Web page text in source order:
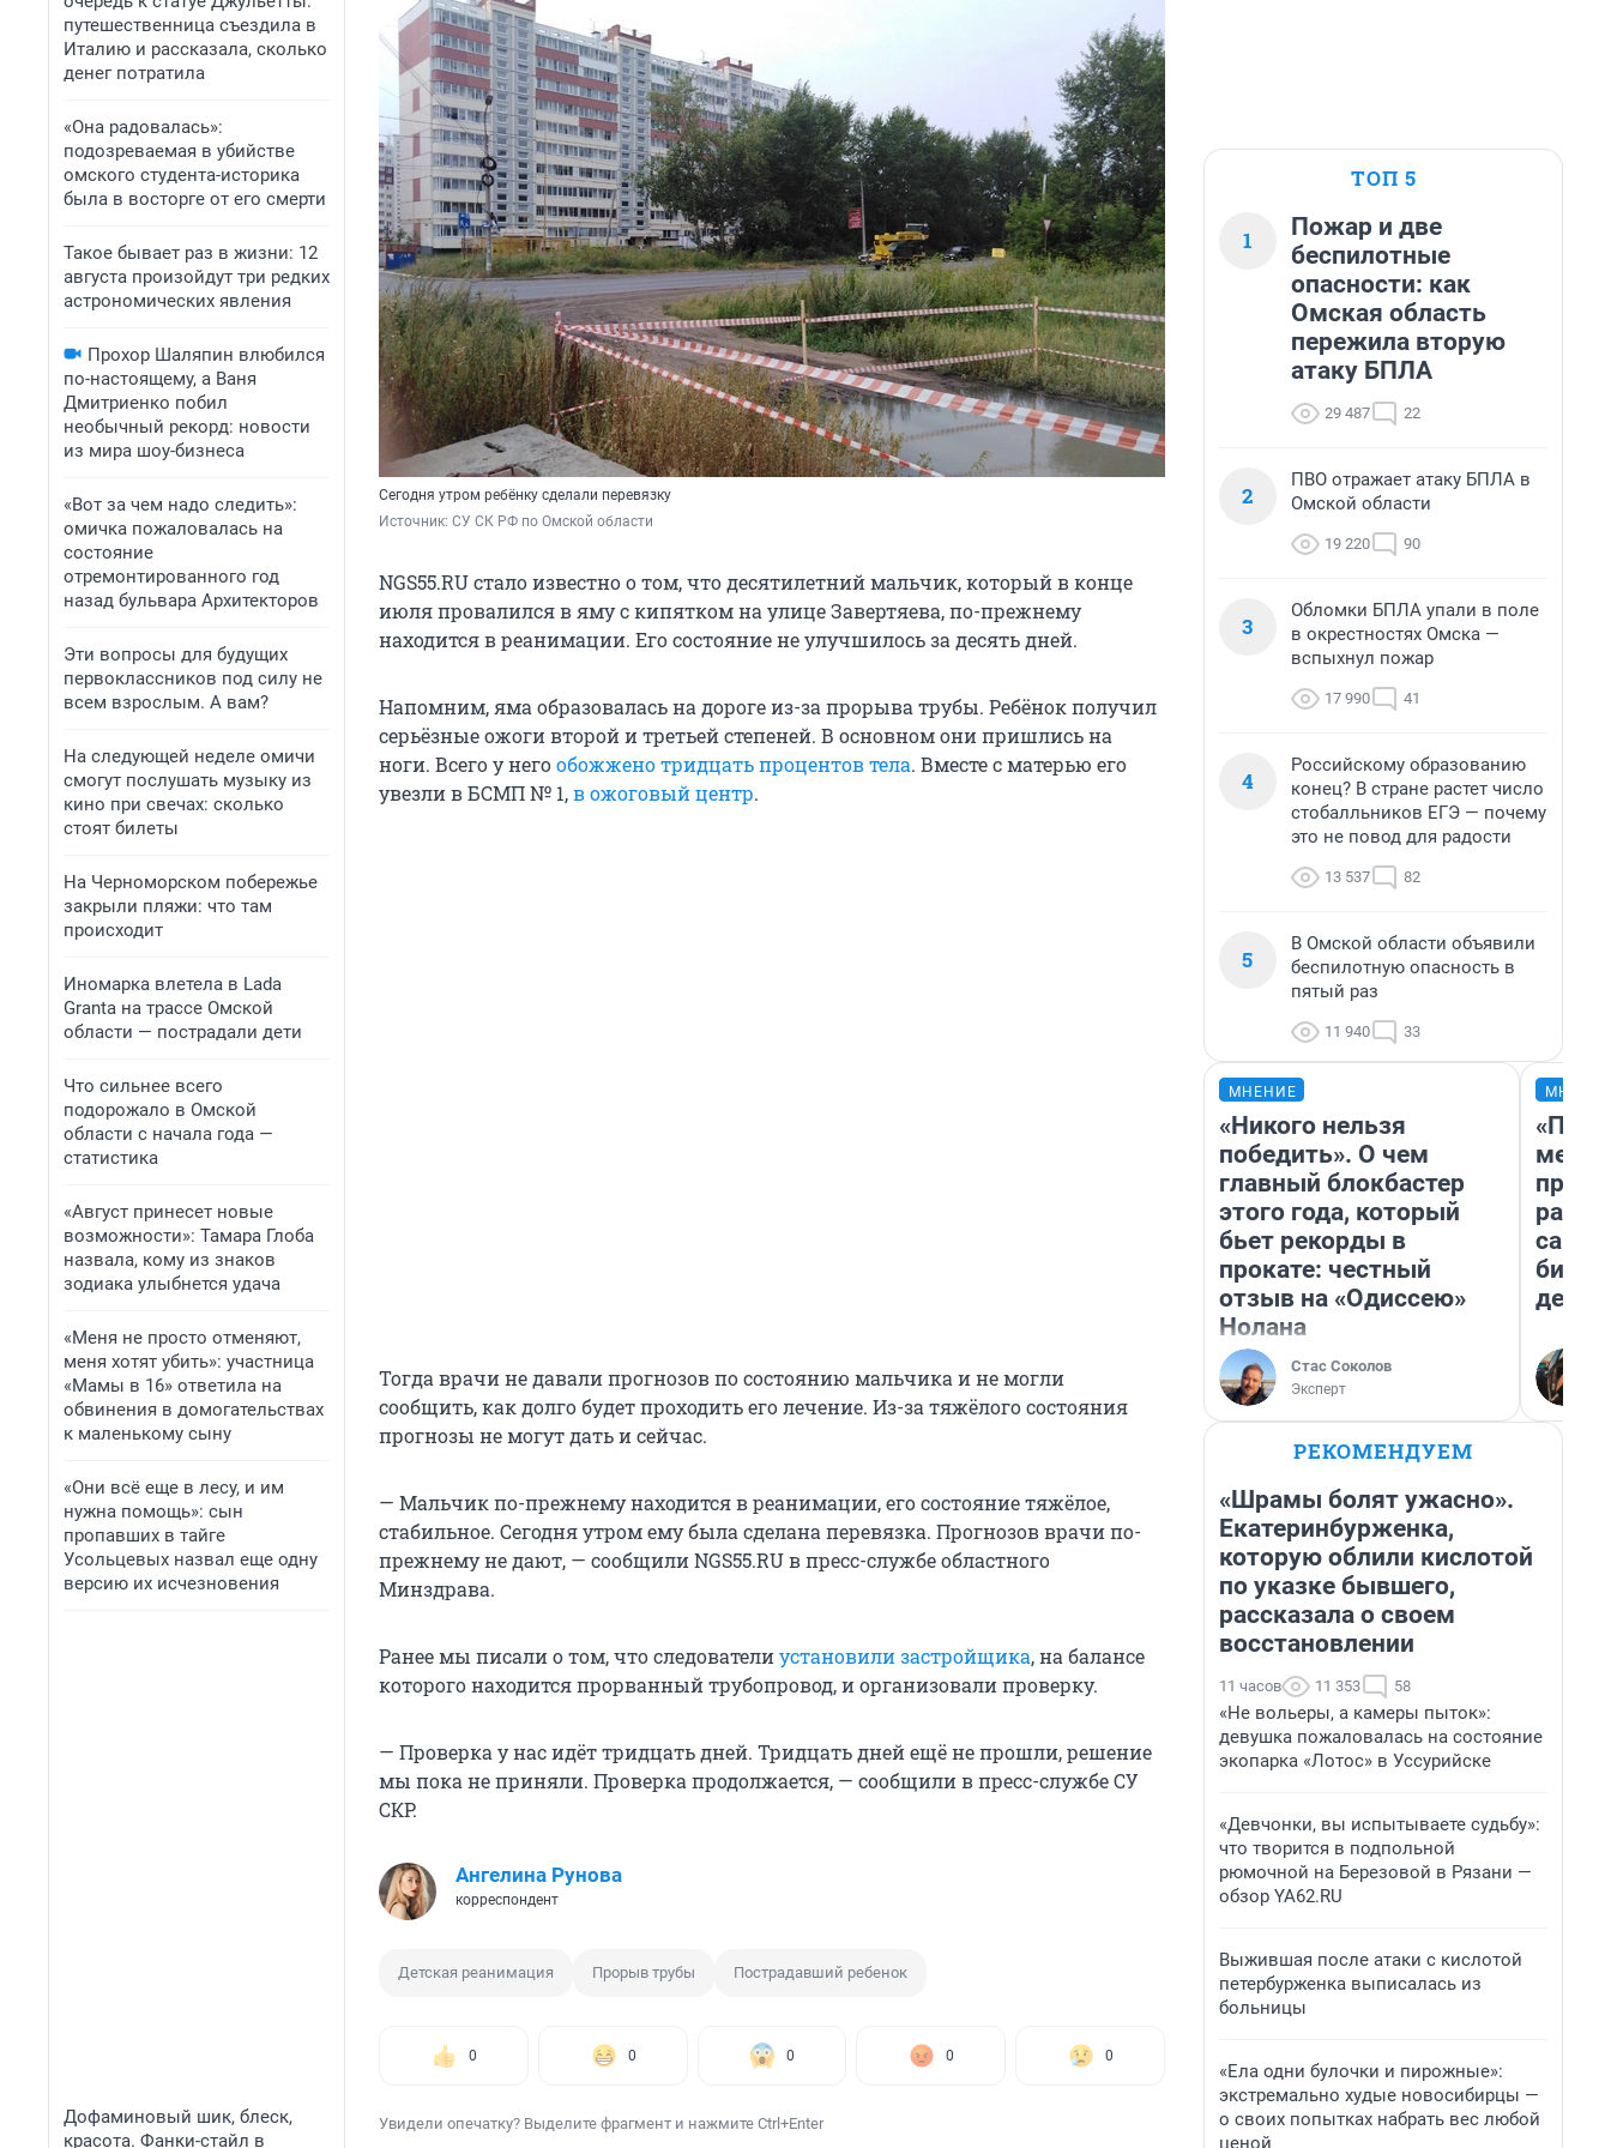
путешественница съездила в
Италию и рассказала, сколько
денег потратила
«Она радовалась»:
подозреваемая в убийстве
омского студента-историка
была в восторге от его смерти
Такое бывает раз в жизни: 12
августа произойдут три редких
астрономических явления
Прохор Шаляпин влюбился
по-настоящему, а Ваня
Дмитриенко побил
необычный рекорд: новости
из мира шоу-бизнеса
«Вот за чем надо следить»:
омичка пожаловалась на
состояние
отремонтированного год
назад бульвара Архитекторов
Эти вопросы для будущих
первоклассников под силу не
всем взрослым. А вам?
На следующей неделе омичи
смогут послушать музыку из
кино при свечах: сколько
стоят билеты
На Черноморском побережье
закрыли пляжи: что там
происходит
Иномарка влетела в Lada
Granta на трассе Омской
области — пострадали дети
Что сильнее всего
подорожало в Омской
области с начала года —
статистика
«Август принесет новые
возможности»: Тамара Глоба
назвала, кому из знаков
зодиака улыбнется удача
«Меня не просто отменяют,
меня хотят убить»: участница
«Мамы в 16» ответила на
обвинения в домогательствах
к маленькому сыну
«Они всё еще в лесу, и им
нужна помощь»: сын
пропавших в тайге
Усольцевых назвал еще одну
версию их исчезновения
Дофаминовый шик, блеск,
красота. Фанки-стайл в
Сегодня утром ребёнку сделали перевязку
Источник: СУ СК РФ по Омской области
NGS55.RU стало известно о том, что десятилетний мальчик, который в конце
июля провалился в яму с кипятком на улице Завертяева, по-прежнему
находится в реанимации. Его состояние не улучшилось за десять дней.
Напомним, яма образовалась на дороге из-за прорыва трубы. Ребёнок получил
серьёзные ожоги второй и третьей степеней. В основном они пришлись на
ноги. Всего у негообожжено тридцать процентов тела. Вместе с матерью его
увезли в БСМП № 1,в ожоговый центр.
Тогда врачи не давали прогнозов по состоянию мальчика и не могли
сообщить, как долго будет проходить его лечение. Из-за тяжёлого состояния
прогнозы не могут дать и сейчас.
— Мальчик по-прежнему находится в реанимации, его состояние тяжёлое,
стабильное. Сегодня утром ему была сделана перевязка. Прогнозов врачи по-
прежнему не дают, — сообщили NGS55.RU в пресс-службе областного
Минздрава.
Ранее мы писали о том, что следователиустановили застройщика, на балансе
которого находится прорванный трубопровод, и организовали проверку.
— Проверка у нас идёт тридцать дней. Тридцать дней ещё не прошли, решение
мы пока не приняли. Проверка продолжается, — сообщили в пресс-службе СУ
СКР.
Ангелина Рунова
корреспондент
Детская реанимация Прорыв трубы Пострадавший ребенок
0 0 0 0 0
Увидели опечатку? Выделите фрагмент и нажмите Ctrl+Enter
ТОП 5
1
Пожар и две
беспилотные
опасности: как
Омская область
пережила вторую
атаку БПЛА
29 487 22
2
ПВО отражает атаку БПЛА в
Омской области
19 220 90
3
Обломки БПЛА упали в поле
в окрестностях Омска —
вспыхнул пожар
17 990 41
4
Российскому образованию
конец? В стране растет число
стобалльников ЕГЭ — почему
это не повод для радости
13 537 82
5
В Омской области объявили
беспилотную опасность в
пятый раз
11 940 33
МНЕНИЕ
«Никого нельзя
победить». О чем
главный блокбастер
этого года, который
бьет рекорды в
прокате: честный
отзыв на «Одиссею»
Нолана
Стас Соколов
Эксперт
РЕКОМЕНДУЕМ
«Шрамы болят ужасно».
Екатеринбурженка,
которую облили кислотой
по указке бывшего,
рассказала о своем
восстановлении
11 часов 11 353 58
«Не вольеры, а камеры пыток»:
девушка пожаловалась на состояние
экопарка «Лотос» в Уссурийске
«Девчонки, вы испытываете судьбу»:
что творится в подпольной
рюмочной на Березовой в Рязани —
обзор YA62.RU
Выжившая после атаки с кислотой
петербурженка выписалась из
больницы
«Ела одни булочки и пирожные»:
экстремально худые новосибирцы —
о своих попытках набрать вес любой
ценой